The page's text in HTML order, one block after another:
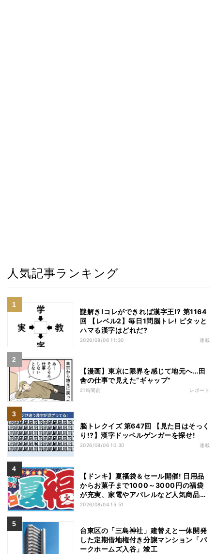
人気記事ランキング
謎解き!コレができれば漢字王!? 第1164
回 【レベル2】毎日1問脳トレ! ピタッと
ハマる漢字はどれだ?
2026/08/06 11:30 連載
【漫画】東京に限界を感じて地元へ…田
舎の仕事で見えた“ギャップ”
21時間前 レポート
脳トレクイズ 第647回 【見た目はそっく
り!?】漢字ドッペルゲンガーを探せ!
2026/08/06 10:30 連載
【ドンキ】夏福袋＆セール開催! 日用品
からお菓子まで1000～3000円の福袋
が充実、家電やアパレルなど人気商品も
特価
2026/08/04 15:51
台東区の「三島神社」建替えと一体開発
した定期借地権付き分譲マンション「パ
ークホームズ入谷」竣工